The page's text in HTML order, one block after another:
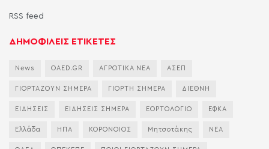
RSS feed
ΔΗΜΟΦΙΛΕΙΣ ΕΤΙΚΕΤΕΣ
News OAED.GR ΑΓΡΟΤΙΚΑ ΝΕΑ ΑΣΕΠ
ΓΙΟΡΤΑΖΟΥΝ ΣΗΜΕΡΑ ΓΙΟΡΤΗ ΣΗΜΕΡΑ ΔΙΕΘΝΗ
ΕΙΔΗΣΕΙΣ ΕΙΔΗΣΕΙΣ ΣΗΜΕΡΑ ΕΟΡΤΟΛΟΓΙΟ ΕΦΚΑ
Ελλάδα ΗΠΑ ΚΟΡΟΝΟΙΟΣ Μητσοτάκης ΝΕΑ